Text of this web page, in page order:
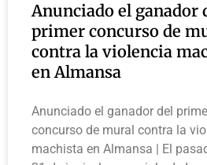
Anunciado el ganador
primer concurso de
contra la violencia
en Almansa
Anunciado el ganador del
concurso de mural contra la
machista en Almansa | El